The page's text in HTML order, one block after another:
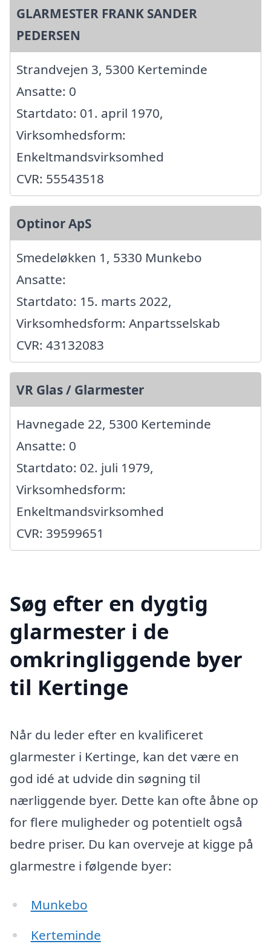
GLARMESTER FRANK SANDER
PEDERSEN
Strandvejen 3, 5300 Kerteminde
Ansatte: 0
Startdato: 01. april 1970,
Virksomhedsform:
Enkeltmandsvirksomhed
CVR: 55543518
Optinor ApS
Smedeløkken 1, 5330 Munkebo
Ansatte:
Startdato: 15. marts 2022,
Virksomhedsform: Anpartsselskab
CVR: 43132083
VR Glas / Glarmester
Havnegade 22, 5300 Kerteminde
Ansatte: 0
Startdato: 02. juli 1979,
Virksomhedsform:
Enkeltmandsvirksomhed
CVR: 39599651
Søg efter en dygtig
glarmester i de
omkringliggende byer
til Kertinge
Når du leder efter en kvalificeret
glarmester i Kertinge, kan det være en
god idé at udvide din søgning til
nærliggende byer. Dette kan ofte åbne op
for flere muligheder og potentielt også
bedre priser. Du kan overveje at kigge på
glarmestre i følgende byer:
Munkebo
Kerteminde